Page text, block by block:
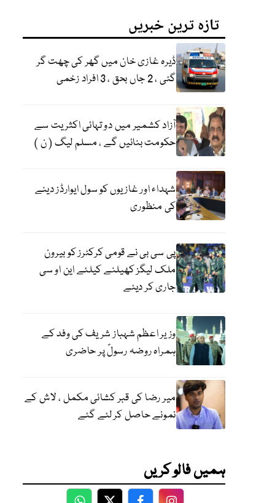
تازہ ترین خبریں
ڈیرہ غازی خان میں گھر کی چھت گر
گئی ، 2 جاں بحق ، 3 افراد زخمی
آزاد کشمیر میں دو تہائی اکثریت سے
حکومت بنائیں گے ، مسلم لیگ ( ن )
شہداء اور غازیوں کو سول ایوارڈز دینے
کی منظوری
پی سی بی نے قومی کرکٹرز کو بیرون
ملک لیگز کھیلنے کیلئے این او سی
جاری کر دیئے
وزیر اعظم شہباز شریف کی وفد کے
ہمراہ روضہ رسولؐ پر حاضری
میر رضا کی قبر کشائی مکمل ، لاش کے
نمونے حاصل کر لئے گئے
ہمیں فالو کریں